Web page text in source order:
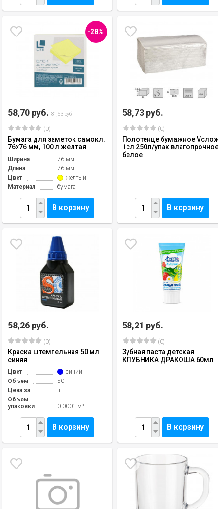
-28%
58,70 руб. 81,53 руб.
(0)
Бумага для заметок самокл.
76х76 мм, 100 л желтая
Ширина
76 мм
Длина
76 мм
Цвет
желтый
Материал
бумага
В корзину
58,73 руб.
(0)
Полотенце бумажное
1сл 250л/упак
белое
В корзину
58,26 руб.
(0)
Краска штемпельная 50 мл
синяя
Цвет
синий
Объем
50
Цена за
шт
Объем
упаковки
0.0001 м³
В корзину
58,21 руб.
(0)
Зубная паста детская
КЛУБНИКА ДРАКОША 60мл
В корзину